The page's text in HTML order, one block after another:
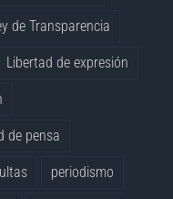
de Transparencia
Libertad de expresión
de pensa
periodismo